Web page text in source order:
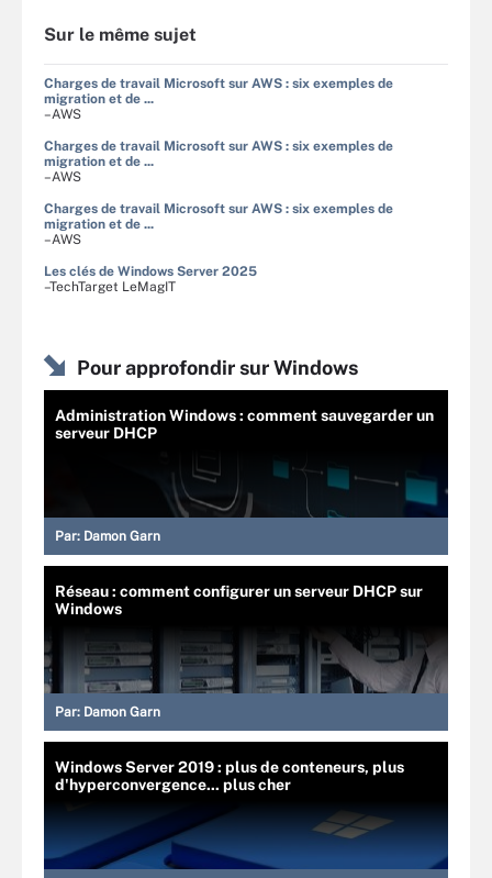
Sur le même sujet
Charges de travail Microsoft sur AWS : six exemples de
migration et de ...
–AWS
Charges de travail Microsoft sur AWS : six exemples de
migration et de ...
–AWS
Charges de travail Microsoft sur AWS : six exemples de
migration et de ...
–AWS
Les clés de Windows Server 2025
–TechTarget LeMagIT
Pour approfondir sur Windows
Administration Windows : comment sauvegarder un
serveur DHCP
Par: Damon Garn
Réseau : comment configurer un serveur DHCP sur
Windows
Par: Damon Garn
Windows Server 2019 : plus de conteneurs, plus
d'hyperconvergence... plus cher